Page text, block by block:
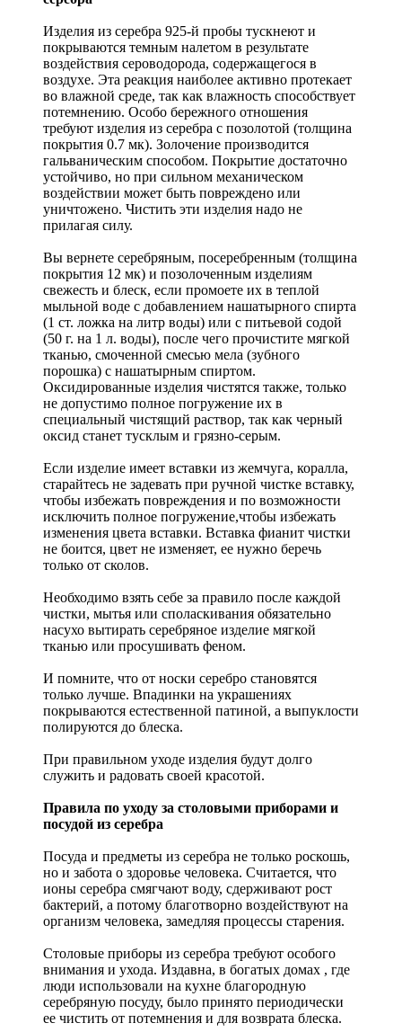
Изделия из серебра 925-й пробы тускнеют и
покрываются темным налетом в результате
воздействия сероводорода, содержащегося в
воздухе. Эта реакция наиболее активно протекает
во влажной среде, так как влажность способствует
потемнению. Особо бережного отношения
требуют изделия из серебра с позолотой (толщина
покрытия 0.7 мк). Золочение производится
гальваническим способом. Покрытие достаточно
устойчиво, но при сильном механическом
воздействии может быть повреждено или
уничтожено. Чистить эти изделия надо не
прилагая силу.
Вы вернете серебряным, посеребренным (толщина
покрытия 12 мк) и позолоченным изделиям
свежесть и блеск, если промоете их в теплой
мыльной воде с добавлением нашатырного спирта
(1 ст. ложка на литр воды) или с питьевой содой
(50 г. на 1 л. воды), после чего прочистите мягкой
тканью, смоченной смесью мела (зубного
порошка) с нашатырным спиртом.
Оксидированные изделия чистятся также, только
не допустимо полное погружение их в
специальный чистящий раствор, так как черный
оксид станет тусклым и грязно-серым.
Если изделие имеет вставки из жемчуга, коралла,
старайтесь не задевать при ручной чистке вставку,
чтобы избежать повреждения и по возможности
исключить полное погружение,чтобы избежать
изменения цвета вставки. Вставка фианит чистки
не боится, цвет не изменяет, ее нужно беречь
только от сколов.
Необходимо взять себе за правило после каждой
чистки, мытья или споласкивания обязательно
насухо вытирать серебряное изделие мягкой
тканью или просушивать феном.
И помните, что от носки серебро становятся
только лучше. Впадинки на украшениях
покрываются естественной патиной, а выпуклости
полируются до блеска.
При правильном уходе изделия будут долго
служить и радовать своей красотой.
Правила по уходу за столовыми приборами и
посудой из серебра
Посуда и предметы из серебра не только роскошь,
но и забота о здоровье человека. Считается, что
ионы серебра смягчают воду, сдерживают рост
бактерий, а потому благотворно воздействуют на
организм человека, замедляя процессы старения.
Столовые приборы из серебра требуют особого
внимания и ухода. Издавна, в богатых домах , где
люди использовали на кухне благородную
серебряную посуду, было принято периодически
ее чистить от потемнения и для возврата блеска.